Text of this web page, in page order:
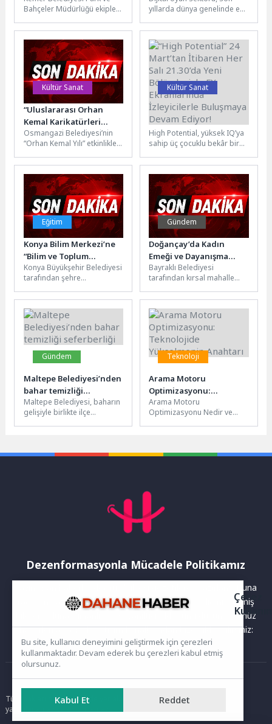
Bahçeler Müdürlüğü ekipleri,
öncesinde ilçe genelindeki
camilerde yıkama...
yıllarda dünya genelinde en
endüstrilerden biri olarak
öne...
Kültür Sanat
“Uluslararası Orhan
Kemal Karikatürleri
Sergisi” Sanatseverlerle
Buluşuyor
Osmangazi Belediyesi’nin
“Orhan Kemal Yılı” etkinlikleri
“Uluslararası Orhan Kemal
Karikatürleri Sergisi”, 35
ülkeden...
Kültür Sanat
“High Potential” 24
Mart’tan İtibaren Her
Salı 21.30’da Yeni
Bölümleriyle FX
Ekranlarında
Devam Ediyor!
High Potential, yüksek IQ’ya
sahip üç çocuklu bekâr bir
temizlikçi olarak çalıştığı...
Eğitim
Konya Bilim Merkezi’ne
“Bilim ve Toplum
Çalışmalarını Dijitalde
Yaygınlaştırma” Ödülü
Konya Büyükşehir Belediyesi
tarafından şehre
TÜBİTAK destekli ilk ve en
büyük bilim merkezi...
Gündem
Doğançay’da Kadın
Emeği ve Dayanışma
Buluştu
Bayraklı Belediyesi
tarafından kırsal mahalle
emeğini görünür kılmak ve
yerel üretimi desteklemek...
Gündem
Maltepe Belediyesi’nden
bahar temizliği
seferberliği
Maltepe Belediyesi, baharın
gelişiyle birlikte ilçe
Mahallesi’nde
Teknoloji
Arama Motoru
Optimizasyonu:
Teknolojide
Yükselmenin Anahtarı
Arama Motoru
Optimizasyonu Nedir ve
motorları...
Dezenformasyonla Mücadele Politikamız
Yayınlanan haberler doğruluk ilkesi gözetilerek hazırlanır. Buna
rağmen bazı içeriklerde eksik, hatalı veya güncelliğini yitirmiş
bilgiler bulunabilir.Yanlış veya yanıltıcı olduğunu düşündüğünüz
haberleri aşağıdaki iletişim kanallarından bize bildirebilirsiniz:
Ana Sayfa
Tüm hakları saklıdır. Sitede yer alan içerikler izinsiz kopyalanamaz,
yayımlanamaz ve kullanılamaz.
Çerez
Bu site, kullanıcı deneyimini geliştirmek için çerezleri
kullanmaktadır. Devam ederek bu çerezleri kabul etmiş
olursunuz.
Kabul Et Reddet